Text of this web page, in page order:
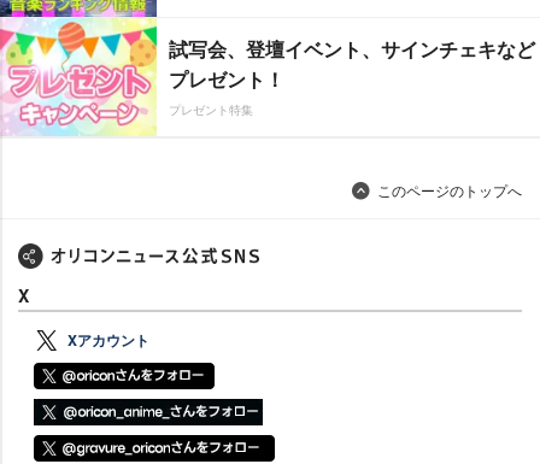
試写会、登壇イベント、サインチェキなど
プレゼント！
プレゼント特集
このページのトップへ
X
Xアカウント